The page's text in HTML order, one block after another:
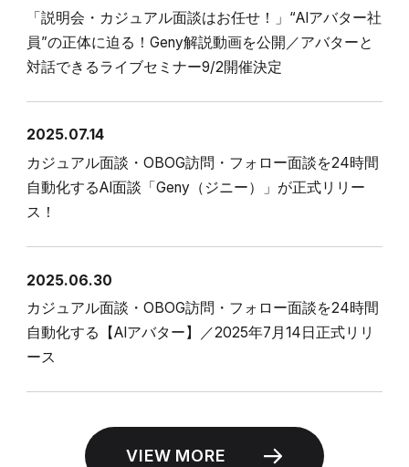
「説明会・カジュアル面談はお任せ！」“AIアバター社
員”の正体に迫る！Geny解説動画を公開／アバターと
対話できるライブセミナー9/2開催決定
2025.07.14
カジュアル面談・OBOG訪問・フォロー面談を24時間
自動化するAI面談「Geny（ジニー）」が正式リリー
ス！
2025.06.30
カジュアル面談・OBOG訪問・フォロー面談を24時間
自動化する【AIアバター】／2025年7月14日正式リリ
ース
VIEW MORE